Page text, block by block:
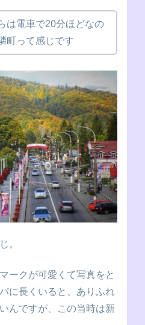
は電車で20分ほどなの
町って感じです
。
ークが可愛くて写真をと
に長くいると、ありふれ
んですが、この当時は新